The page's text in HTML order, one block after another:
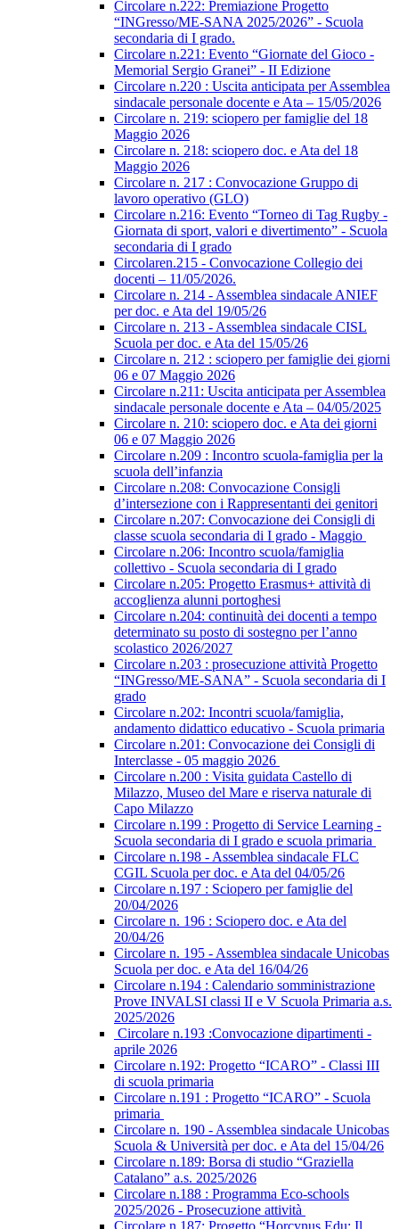
Circolare n.222: Premiazione Progetto
“INGresso/ME-SANA 2025/2026” - Scuola
secondaria di I grado.
Circolare n.221: Evento “Giornate del Gioco -
Memorial Sergio Granei” - II Edizione
Circolare n.220 : Uscita anticipata per Assemblea
sindacale personale docente e Ata – 15/05/2026
Circolare n. 219: sciopero per famiglie del 18
Maggio 2026
Circolare n. 218: sciopero doc. e Ata del 18
Maggio 2026
Circolare n. 217 : Convocazione Gruppo di
lavoro operativo (GLO)
Circolare n.216: Evento “Torneo di Tag Rugby -
Giornata di sport, valori e divertimento” - Scuola
secondaria di I grado
Circolaren.215 - Convocazione Collegio dei
docenti – 11/05/2026.
Circolare n. 214 - Assemblea sindacale ANIEF
per doc. e Ata del 19/05/26
Circolare n. 213 - Assemblea sindacale CISL
Scuola per doc. e Ata del 15/05/26
Circolare n. 212 : sciopero per famiglie dei giorni
06 e 07 Maggio 2026
Circolare n.211: Uscita anticipata per Assemblea
sindacale personale docente e Ata – 04/05/2025
Circolare n. 210: sciopero doc. e Ata dei giorni
06 e 07 Maggio 2026
Circolare n.209 : Incontro scuola-famiglia per la
scuola dell’infanzia
Circolare n.208: Convocazione Consigli
d’intersezione con i Rappresentanti dei genitori
Circolare n.207: Convocazione dei Consigli di
classe scuola secondaria di I grado - Maggio
Circolare n.206: Incontro scuola/famiglia
collettivo - Scuola secondaria di I grado
Circolare n.205: Progetto Erasmus+ attività di
accoglienza alunni portoghesi
Circolare n.204: continuità dei docenti a tempo
determinato su posto di sostegno per l’anno
scolastico 2026/2027
Circolare n.203 : prosecuzione attività Progetto
“INGresso/ME-SANA” - Scuola secondaria di I
grado
Circolare n.202: Incontri scuola/famiglia,
andamento didattico educativo - Scuola primaria
Circolare n.201: Convocazione dei Consigli di
Interclasse - 05 maggio 2026
Circolare n.200 : Visita guidata Castello di
Milazzo, Museo del Mare e riserva naturale di
Capo Milazzo
Circolare n.199 : Progetto di Service Learning -
Scuola secondaria di I grado e scuola primaria
Circolare n.198 - Assemblea sindacale FLC
CGIL Scuola per doc. e Ata del 04/05/26
Circolare n.197 : Sciopero per famiglie del
20/04/2026
Circolare n. 196 : Sciopero doc. e Ata del
20/04/26
Circolare n. 195 - Assemblea sindacale Unicobas
Scuola per doc. e Ata del 16/04/26
Circolare n.194 : Calendario somministrazione
Prove INVALSI classi II e V Scuola Primaria a.s.
2025/2026
Circolare n.193 :Convocazione dipartimenti -
aprile 2026
Circolare n.192: Progetto “ICARO” - Classi III
di scuola primaria
Circolare n.191 : Progetto “ICARO” - Scuola
primaria
Circolare n. 190 - Assemblea sindacale Unicobas
Scuola & Università per doc. e Ata del 15/04/26
Circolare n.189: Borsa di studio “Graziella
Catalano” a.s. 2025/2026
Circolare n.188 : Programma Eco-schools
2025/2026 - Prosecuzione attività